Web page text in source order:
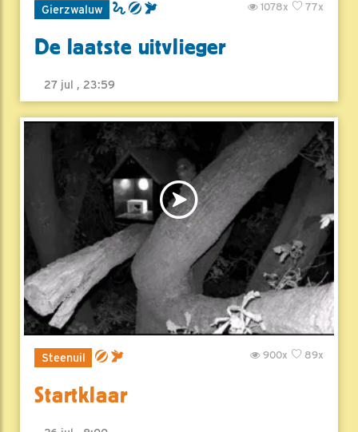
Gierzwaluw 77x
1078x
De laatste uitvlieger
27 jul , 23:59
Steenuil 89x
900x
Startklaar